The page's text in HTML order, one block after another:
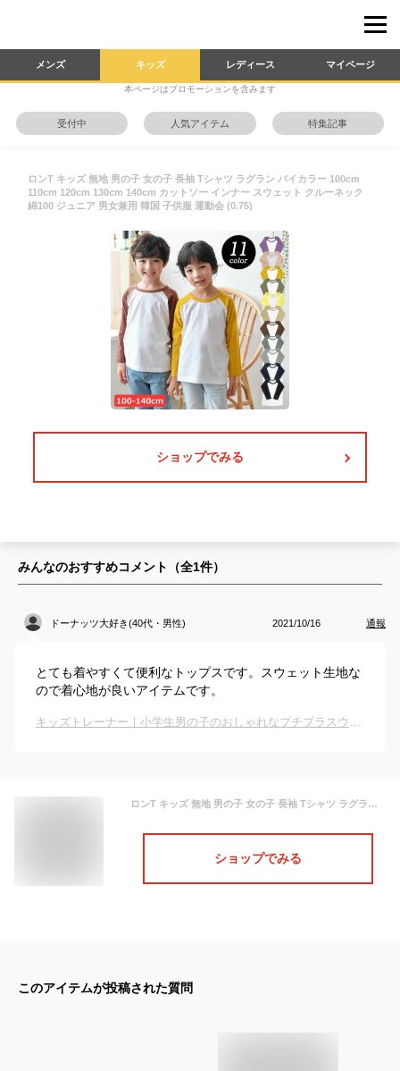
メンズ キッズ レディース マイページ
本ページはプロモーションを含みます
受付中 人気アイテム 特集記事
ロンT キッズ 無地 男の子 女の子 長袖 Tシャツ ラグラン バイカラー 100cm
110cm 120cm 130cm 140cm カットソー インナー スウェット クルーネック
綿100 ジュニア 男女兼用 韓国 子供服 運動会 (0.75)
ショップでみる
みんなのおすすめコメント（全1件）
ドーナッツ大好き(40代・男性) 2021/10/16 通報
とても着やすくて便利なトップスです。スウェット生地な
ので着心地が良いアイテムです。
キッズトレーナー｜小学生男の子のおしゃれなプチプラスウェットのおすすめは？
ロンT キッズ 無地 男の子 女の子 長袖 Tシャツ ラグラン バイカラー 100cm 110cm 120cm 130cm 140cm カットソー インナー スウェット クルーネック 綿100 ジュニア 男女兼用 韓国 子供服 運動会 (0.75)
ショップでみる
このアイテムが投稿された質問